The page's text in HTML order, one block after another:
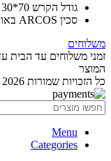
גודל הקרש 70*30 ס”מ
סכין ARCOS באורך 20 ס”מ שקעים או חלקה
משלוחים
המוצר
כל הזכויות שמורות 2026 ל-תמונה ושלט ©
Menu
Categories